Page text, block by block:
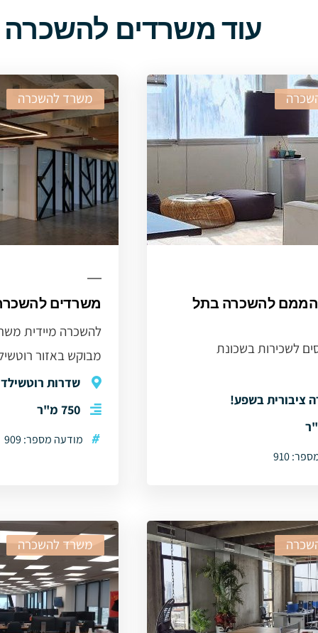
עוד משרדים להשכרה
להשכרה בתל
לשכירות בשכונת
ציבורית בשפע!
910
משרד להשכרה
משרדים
להשכרה מיידית
מבוקש באזור
שדרות רוטשילד
750 מ"ר
# מודעה מספר: 909
משרד להשכרה